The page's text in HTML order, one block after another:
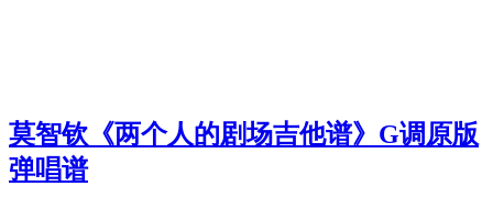
莫智钦《两个人的剧场吉他谱》G调原版
弹唱谱